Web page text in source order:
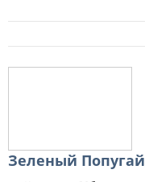
Зеленый Попугай